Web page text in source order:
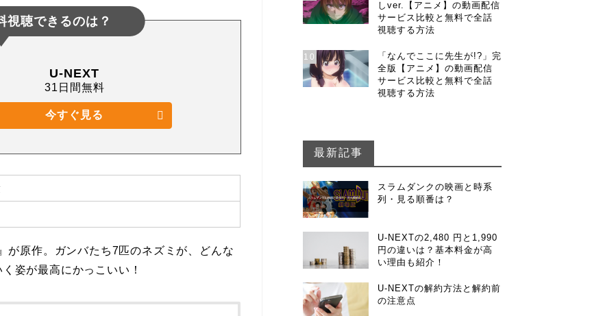
視聴できるのは？
U-NEXT
31日間無料
今すぐ見る
が原作。ガンバたち7匹のネズミが、どんな
姿が最高にかっこいい！
しver.【アニメ】の動画配信
サービス比較と無料で全話
視聴する方法
10
「なんでここに先生が!?」完
全版【アニメ】の動画配信
サービス比較と無料で全話
視聴する方法
最新記事
スラムダンクの映画と時系
列・見る順番は？
U-NEXTの2,480 円と1,990
円の違いは？基本料金が高
い理由も紹介！
U-NEXTの解約方法と解約前
の注意点